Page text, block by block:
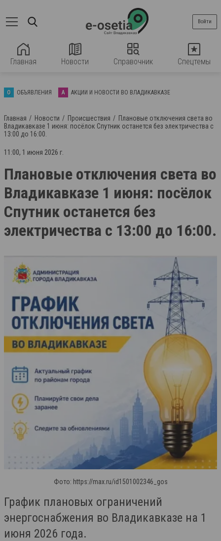
Главная Новости Справочник Спецтемы
Войти
О ОБЪЯВЛЕНИЯ А АКЦИИ И НОВОСТИ ВО ВЛАДИКАВКАЗЕ
Главная Новости Происшествия
Плановые отключения света во
Владикавказе 1 июня: посёлок Спутник останется без электричества с
13:00 до 16:00.
11:00, 1 июня 2026 г.
Плановые отключения света во
Владикавказе 1 июня: посёлок
Спутник останется без
электричества с 13:00 до 16:00.
Фото: https://max.ru/id1501002346_gos
График плановых ограничений
энергоснабжения во Владикавказе на 1
июня 2026 года.